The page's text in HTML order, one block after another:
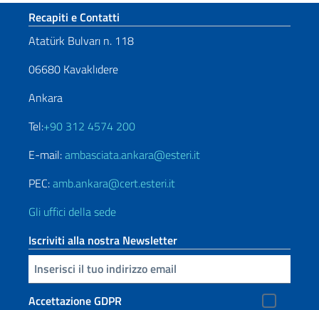
Sezione footer
Recapiti e Contatti
Atatürk Bulvarı n. 118
06680 Kavaklıdere
Ankara
Tel:+90 312 4574 200
E-mail:ambasciata.ankara@esteri.it
PEC:amb.ankara@cert.esteri.it
Gli uffici della sede
Iscriviti alla nostra Newsletter
Inserisci la tua email
Accettazione GDPR